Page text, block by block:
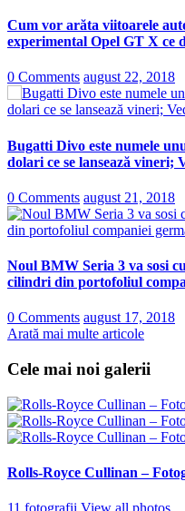
Cum vor arăta viitoarele
experimental Opel GT X ce
0 Comments august 22, 2018
Bugatti Divo este numele
dolari ce se lansează vineri;
0 Comments august 21, 2018
Noul BMW Seria 3 va sosi
cilindri din portofoliul
0 Comments august 17, 2018
Arată mai multe articole
Cele mai noi galerii
Rolls-Royce Cullinan –